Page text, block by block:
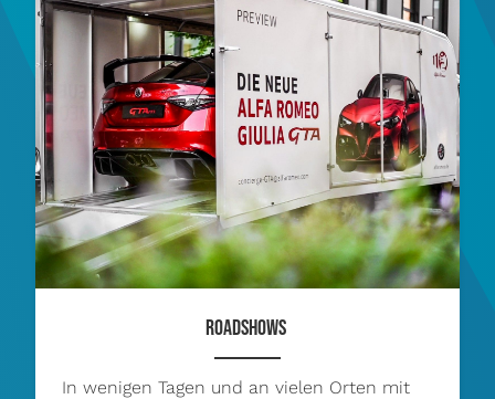
ROADSHOWS
In wenigen Tagen und an vielen Orten mit